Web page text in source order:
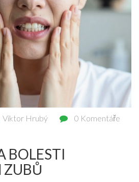
Viktor Hrubý 0 Komentáře
BOLESTI
ZUBŮ